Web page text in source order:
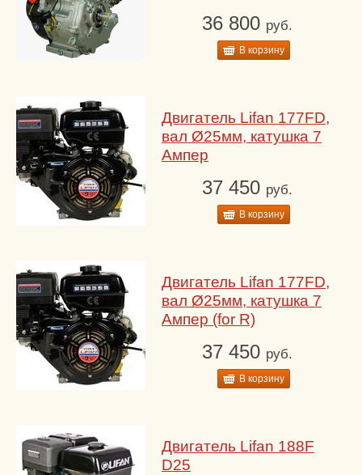
36 800 руб.
В корзину
Двигатель Lifan 177FD,
вал Ø25мм, катушка 7
Ампер
37 450 руб.
В корзину
Двигатель Lifan 177FD,
вал Ø25мм, катушка 7
Ампер (for R)
37 450 руб.
В корзину
Двигатель Lifan 188F
D25